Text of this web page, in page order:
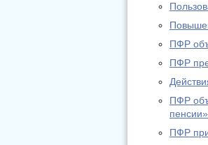
ПФР
ПФР
ПФР
ПФР